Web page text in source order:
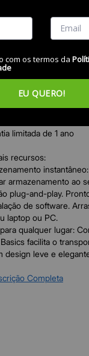
e Entregue por:
DO PRODUTO
na cor preta, fosca e
e solte para salvar
limitada de 1 ano
recursos:
armazenamento ao
plug-and-play.
de software.
laptop ou PC.
qualquer lugar:
facilita o
design leve e
computador mais
Completa
com os termos da
EU QUERO!